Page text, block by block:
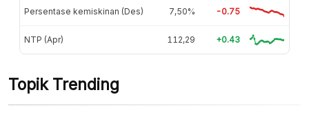
Persentase kemiskinan (Des) 7,50% -0.75
NTP (Apr) 112,29 +0.43
Topik Trending